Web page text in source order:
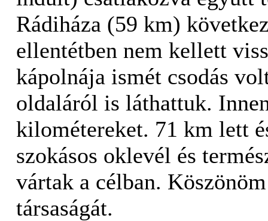
Rádiháza (59 km)
ellentétben nem kellett
kápolnája ismét csodás
oldaláról is láthattuk.
kilométereket. 71 km lett
szokásos oklevél és
vártak a célban.
társaságát.